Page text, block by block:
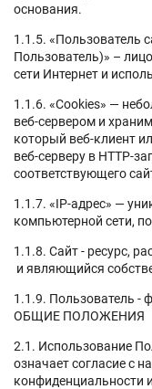
основания.
1.1.5. «Пользователь
Пользователь)» –
сети Интернет и
1.1.6. «Cookies» —
веб-сервером и
который веб-клиент
веб-серверу в HTTP-
соответствующего
1.1.7. «IP-адрес» —
компьютерной сети,
1.1.8. Сайт - ресурс,
и являющийся
1.1.9. Пользователь -
ОБЩИЕ ПОЛОЖЕНИЯ
2.1. Использование
означает согласие с
конфиденциальности